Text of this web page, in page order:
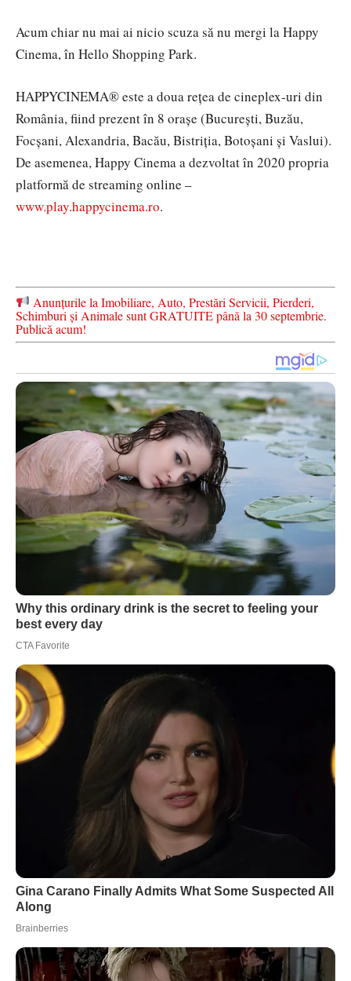
Acum chiar nu mai ai nicio scuza să nu mergi la Happy
Cinema, în Hello Shopping Park.
HAPPYCINEMA® este a doua rețea de cineplex-uri din
România, fiind prezent în 8 orașe (București, Buzău,
Focșani, Alexandria, Bacău, Bistriția, Botoșani și Vaslui).
De asemenea, Happy Cinema a dezvoltat în 2020 propria
platformă de streaming online –
www.play.happycinema.ro.
Anunțurile la Imobiliare, Auto, Prestări Servicii, Pierderi,
Schimburi și Animale sunt GRATUITE până la 30 septembrie.
Publică acum!